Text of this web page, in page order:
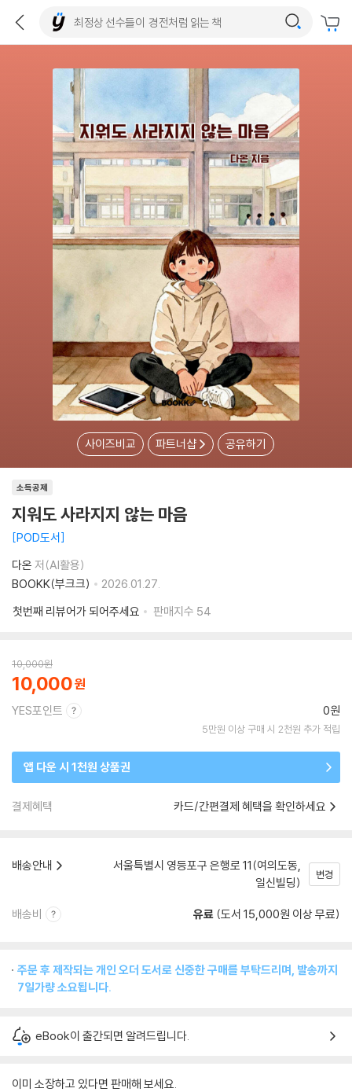
사이즈비교 파트너샵 공유하기
소득공제
지워도 사라지지 않는 마음
POD도서
다온 저(AI활용)
BOOKK(부크크)
2026.01.27.
첫번째 리뷰어가 되어주세요
판매지수 54
10,000원
10,000
YES포인트 0원
5만원 이상 구매 시 2천원 추가 적립
앱 다운 시 1천원 상품권
결제혜택 카드/간편결제 혜택을 확인하세요
배송안내
서울특별시 영등포구 은행로 11(여의도동,
일신빌딩)
변경
배송비 유료 (도서 15,000원 이상 무료)
주문 후 제작되는 개인 오더 도서로 신중한 구매를 부탁드리며, 발송까지
7일가량 소요됩니다.
eBook이 출간되면 알려드립니다.
이미 소장하고 있다면 판매해 보세요.